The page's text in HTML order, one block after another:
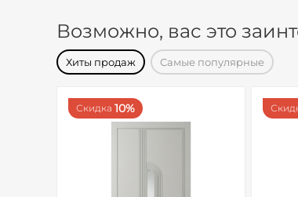
Возможно, вас это
Хиты продаж Самые популярные
Скидка 10%